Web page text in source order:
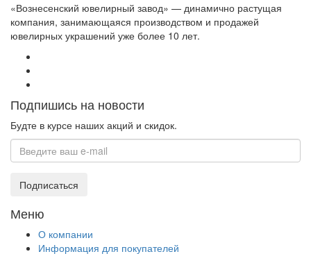
«Вознесенский ювелирный завод» — динамично растущая
компания, занимающаяся производством и продажей
ювелирных украшений уже более 10 лет.
Подпишись на новости
Будте в курсе наших акций и скидок.
Подписаться
Меню
О компании
Информация для покупателей